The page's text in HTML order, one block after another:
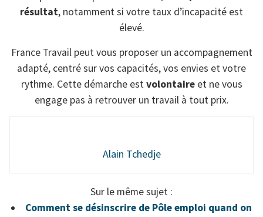
résultat, notamment si votre taux d’incapacité est
élevé.
France Travail peut vous proposer un accompagnement
adapté, centré sur vos capacités, vos envies et votre
rythme. Cette démarche estvolontaireet ne vous
engage pas à retrouver un travail à tout prix.
Alain Tchedje
Sur le même sujet :
Comment se désinscrire de Pôle emploi quand on